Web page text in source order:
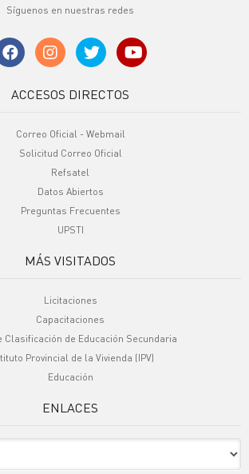
Síguenos en nuestras redes
ACCESOS DIRECTOS
Correo Oficial - Webmail
Solicitud Correo Oficial
Refsatel
Datos Abiertos
Preguntas Frecuentes
UPSTI
MÁS VISITADOS
Licitaciones
Capacitaciones
Clasificación de Educación Secundaria
Provincial de la Vivienda (IPV)
Educación
ENLACES